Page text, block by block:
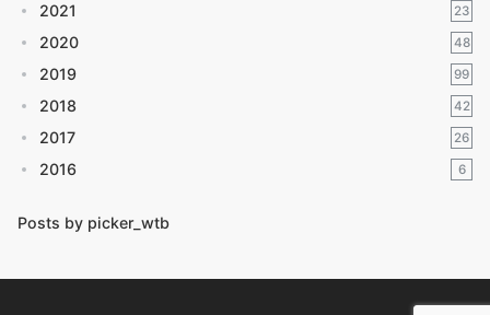
2021 23
2020 48
2019 99
2018 42
2017 26
2016 6
Posts by picker_wtb